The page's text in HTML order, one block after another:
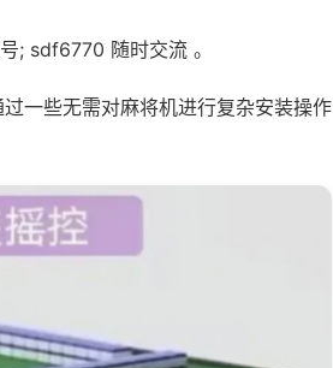
; sdf6770 随时交流 。
一些无需对麻将机进行复杂安装操作